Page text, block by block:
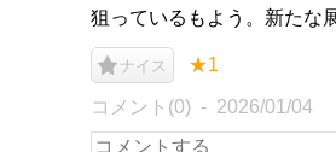
狙っているもよう。新たな
ナイス ★1
コメント(0) 2026/01/04